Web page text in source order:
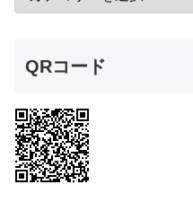
QRコード